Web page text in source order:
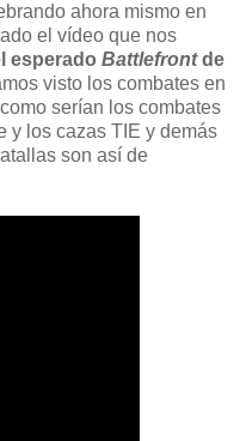
ahora mismo en
el vídeo que nos
esperado Battlefrontde
visto los combates en
serían los combates
y los cazas TIE y demás
son así de